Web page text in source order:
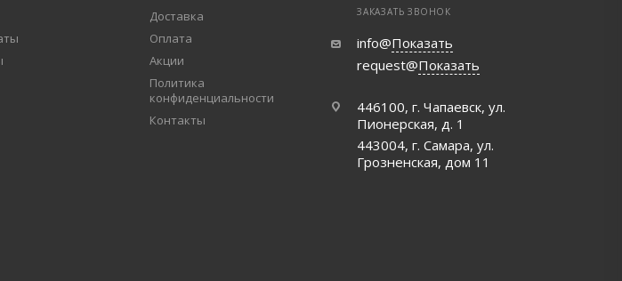
Доставка
Оплата
Акции
Политика
конфиденциальности
Контакты
ЗАКАЗАТЬ ЗВОНОК
info@Показать
request@Показать
446100, г. Чапаевск, ул.
Пионерская, д. 1
443004, г. Самара, ул.
Грозненская, дом 11